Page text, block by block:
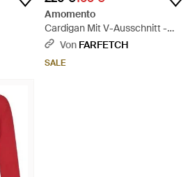
Amomento
Cardigan Mit V-Ausschnitt -
Schwarz
Von FARFETCH
SALE